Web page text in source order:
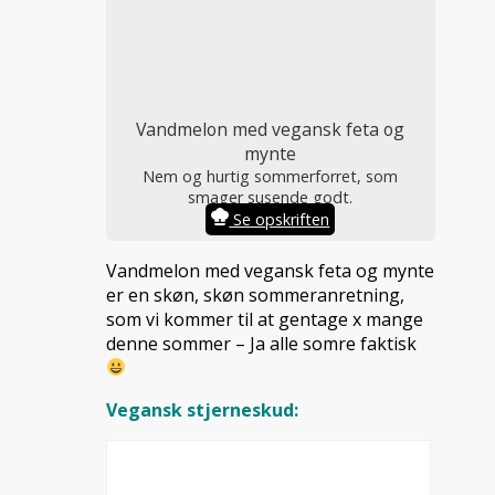
Vandmelon med vegansk feta og
mynte
Nem og hurtig sommerforret, som
smager susende godt.
Se opskriften
Vandmelon med vegansk feta og mynte
er en skøn, skøn sommeranretning,
som vi kommer til at gentage x mange
denne sommer – Ja alle somre faktisk
Vegansk stjerneskud: